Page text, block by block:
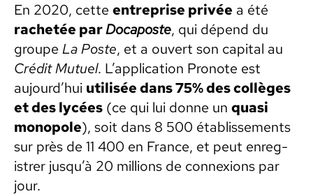
En 2020, cette entre­prise privée a été
rachetée parDoca­poste, qui dépend du
groupe La Poste, et a ouvert son cap­i­tal au
Crédit Mutuel. L’application Pronote est
aujour­d’hui util­isée dans 75% des col­lèges
et des lycées (ce qui lui donne un qua­si
mono­pole), soit dans 8 500 étab­lisse­ments
sur près de 11 400 en France, et peut enreg­
istr­er jusqu’à 20 mil­lions de con­nex­ions par
jour.